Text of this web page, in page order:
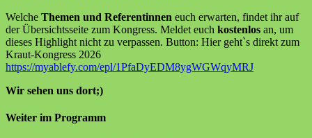
Welche Themen und Referentinnen euch erwarten, findet ihr auf
der Übersichtsseite zum Kongress. Meldet euch kostenlos an, um
dieses Highlight nicht zu verpassen. Button: Hier geht`s direkt zum
Kraut-Kongress 2026
https://myablefy.com/epl/1PfaDyEDM8ygWGWqyMRJ
Wir sehen uns dort;)
Weiter im Programm